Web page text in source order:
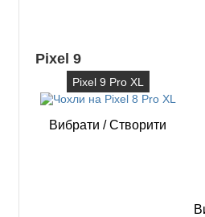
Pixel 9
Pixel 9 Pro XL
Вибрати /Створити